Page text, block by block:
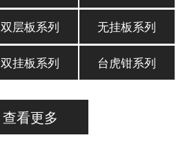
双层板系列 无挂板系列
双挂板系列 台虎钳系列
查看更多